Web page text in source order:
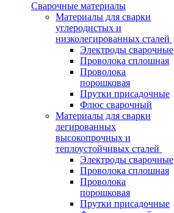
Сварочные материалы
Материалы для сварки
углеродистых и
низколегированных сталей
Электроды сварочные
Проволока сплошная
Проволока
порошковая
Прутки присадочные
Флюс сварочный
Материалы для сварки
легированных
высокопрочных и
теплоустойчивых сталей
Электроды сварочные
Проволока сплошная
Проволока
порошковая
Прутки присадочные